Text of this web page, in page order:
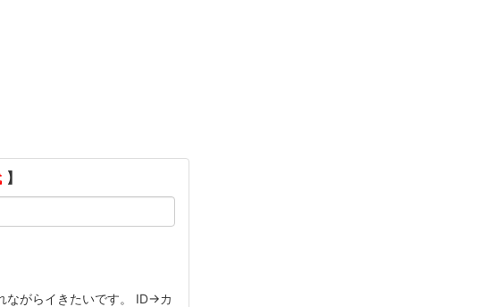
】
がらイきたいです。 ID→カ